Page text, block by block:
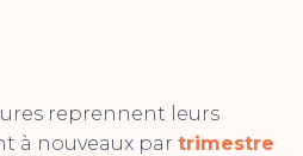
reprennent leurs
à nouveaux par trimestre